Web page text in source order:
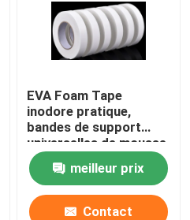
EVA Foam Tape
inodore pratique,
bandes de support
universelles de mousse
meilleur prix
Contact